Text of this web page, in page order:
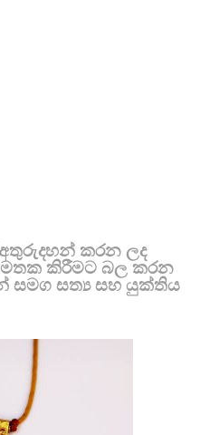
කරන ලද
කිරීමට බල කරන
සමග සත්‍ය සහ යුක්තිය